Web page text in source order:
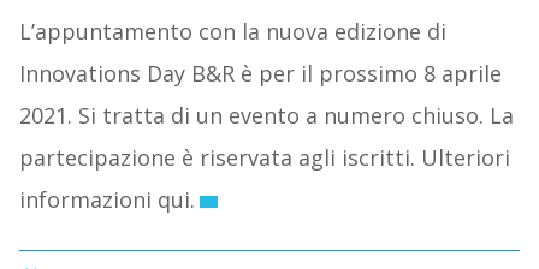
L’appuntamento con la nuova edizione di
Innovations Day B&R è per il prossimo 8 aprile
2021. Si tratta di un evento a numero chiuso. La
partecipazione è riservata agli iscritti. Ulteriori
informazioni qui.